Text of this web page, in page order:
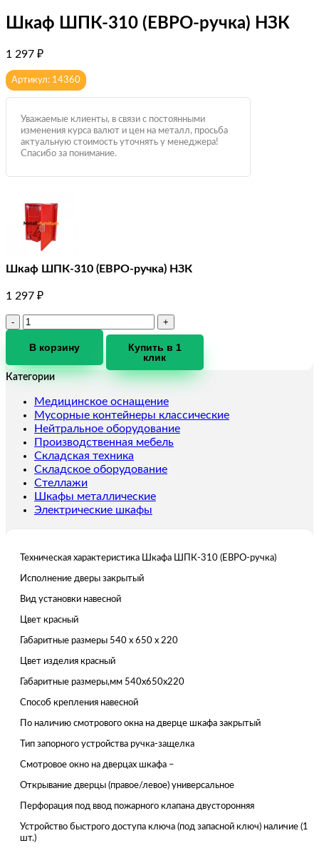
Шкаф ШПК-310 (ЕВРО-ручка) НЗК
1 297 ₽
Артикул: 14360
Уважаемые клиенты, в связи с постоянными
изменения курса валют и цен на металл, просьба
актуальную стоимость уточнять у менеджера!
Спасибо за понимание.
Шкаф ШПК-310 (ЕВРО-ручка) НЗК
1 297 ₽
Количество
Шкаф
(ЕВРО-
НЗК
В корзину
Купить в 1
клик
Категории
Медицинское оснащение
Мусорные контейнеры классические
Нейтральное оборудование
Производственная мебель
Складская техника
Складское оборудование
Стеллажи
Шкафы металлические
Электрические шкафы
Техническая характеристика Шкафа ШПК-310 (ЕВРО-ручка)
Исполнение дверы закрытый
Вид установки навесной
Цвет красный
Габаритные размеры 540 x 650 x 220
Цвет изделия красный
Габаритные размеры,мм 540x650x220
Способ крепления навесной
По наличию смотрового окна на дверце шкафа закрытый
Тип запорного устройства ручка-защелка
Смотровое окно на дверцах шкафа –
Открывание дверцы (правое/левое) универсальное
Перфорация под ввод пожарного клапана двусторонняя
Устройство быстрого доступа ключа (под запасной ключ) наличие (1
шт.)